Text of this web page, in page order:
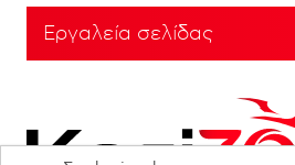
Εργαλεία σελίδας